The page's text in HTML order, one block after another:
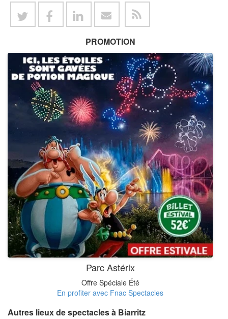
PROMOTION
Parc Astérix
Offre Spéciale Été
En profiter avec Fnac Spectacles
Autres lieux de spectacles à Biarritz